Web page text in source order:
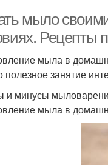
мыло
Рецепты
мыла в
полезное занятие
и минусы
мыла в